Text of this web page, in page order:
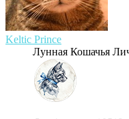
Keltic Prince
Лунная Кошачья